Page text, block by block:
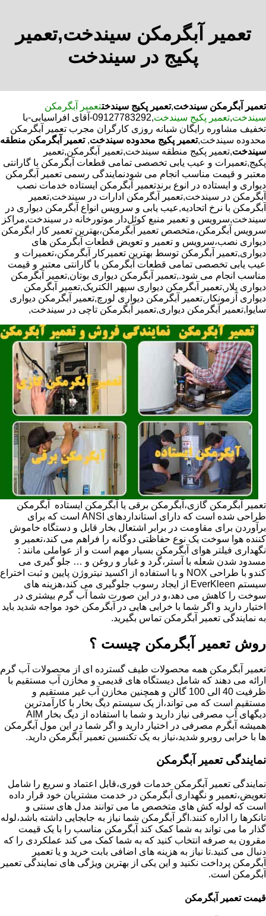
تعمیر آبگرمکن سیندخت,تعمیر
پکیج در سیندخت
تعمیر آبگرمکن سیندخت,تعمیر پکیج سیندختتعمیر آبگرمکن
سیندخت,تعمیر پکیج سیندخت
,09127783292-آقای افراسیابی-با
تخفیف مشاوره رایگان شبانه روزی کارگران مجرب تعمیر آبگرمکن
محدوده سیندخت,تعمیر پکیج محدوده سیندخت, تعمیر آبگرمکن منطقه
سیندخت,تعمیر پکیج منطقه سیندخت,تعمیر آبگرمکن,تعمیر
پکیج,تعمیرات و عیب یابی تخصصی تمامی قطعات آبگرمکن با گارانتی
معتبر و قیمت مناسب انجام می شودنمایندگی رسمی تعمیر آبگرمکن
دیواری و ایستاده در انوع برندتعمیر آبگرمکن ایستاده خدمات نصب
آبگرمکن در سیندخت,تعمیر آبگرمکن ادارات در سیندخت,تعمیر
آبگرمکن با نرخ اتحادیه,عیب یابی و سرویس انواع آبگرمکن دیواری در
سیندخت,سرویس و تعمیر منبع کوئل‌دار موتورخانه در سیندخت,مراکز
سرویس آبگرمکن،متخصص تعمیر آبگرمکن،بهترین تعمیر کار ابگرمکن
دیواری نصب،سرویس و تعمیر و تعویض قطعات آبگرمکن های
دیواری,تعمیر آبگرمکن توسط بهترین تعمیرکار آبگرمکن،تعمیرات و
عیب یابی تخصصی تمامی قطعات آبگرمکن با گارانتی معتبر و قیمت
مناسب انجام می شود.,تعمیر آبگرمکن دیواری بوتان,تعمیر آبگرمکن
دیواری پلار,تعمیر آبگرمکن دیواری سپهر الکتریک,تعمیر آبگرمکن
دیواری آزمونکار,تعمیر آبگرمکن دیواری لورچ,تعمیر آبگرمکن دیواری
سایوا,تعمیر آبگرمکن دیواری,تعمیر آبگرمکن تاچی در سیندخت,
تعمیر آبگرمکن گازی،آبگرمکن برقی یا آبگرمکن ایستاده ​ آبگرمکن
طراحی شده است که دارای استانداردهای ANSI است که برای
برآوردن برای مقاومت در برابر اشتعال بخار قابل و دستگاه خاموش
کننده هوا سوخت یک نوع حفاظتی دوگانه را فراهم می کند،تعمیر و
نگهداری فیلتر هوای آبگرمکن بسیار مهم است و از عواملی مانند :
مسدود شدن شعله با آستر،گرد و غبار و روغن و … جلو گیری می
کندو با طراحی NOX و با استفاده از اکسید نیتروژن پایین و ثبت اختراع
سیستم EverKleen از ایجاد رسوب جلوگیری می کند،هزینه های
سوخت را کاهش می دهد،و در این صورت شما آب گرم بیشتری در
اختیار دارید و اگر شما با خرابی هایی در آبگرمکن خود مواجه شدید باید
به نمایندگی تعمیر آبگرمکن تماس بگیرید.
روش تعمیر آبگرمکن چیست ؟
تعمیر آبگرمکن همه محصولات طیف گسترده ای از محصولات آب گرم
ارائه می دهند که شامل دیستگاه های قدیمی و مخازن آب مستقیم با
ظرفیت 40 الی 100 گالن و همچنین مخازن آب غیر مستقیم و
مستقیم است که می تواند،از یک سیستم دیگ بخار با کارآمدترین
دیگهای آب مصرفی نیاز دارید و شما با استفاده از دیگ بخار AIM
همیشه آبگرم مصرفی در اختیار دارید و اگر شما در این مول آبگرمکن
ها با خرابی روبرو شدید،نیاز به یک تکنسین تعمیر آبگرمکن دارید.
نمایندگی تعمیر آبگرمکن
نمایندگی تعمیر آبگرمکن خدمات فوری،قابل اعتماد و سریع را شامل
تعویض،تعمیر و نگهداری آبگرمکن در خدمت مشتریان خود قرار داده
است که لوله کش های متخصص ما می توانند مدل های سنتی و
تانکرها را اداره کنند.اگر آبگرمکن شما نیاز به جابجایی داشته باشد،لوله
گذار ما می تواند به شما کمک کند آبگرمکن مناسب را با یک قیمت
مقرون به صرفه انتخاب کنید که به شما کمک می کند عملکردی را که
دنبال می کنید.تا نیاز به هزینه های اضافی بابت خرید و یا تعمیر
آبگرمکن پرداخت نکنید و این یکی از بهترین ویژگی های نمایندگی تعمیر
آبگرمکن است.
قیمت تعمیر آبگرمکن